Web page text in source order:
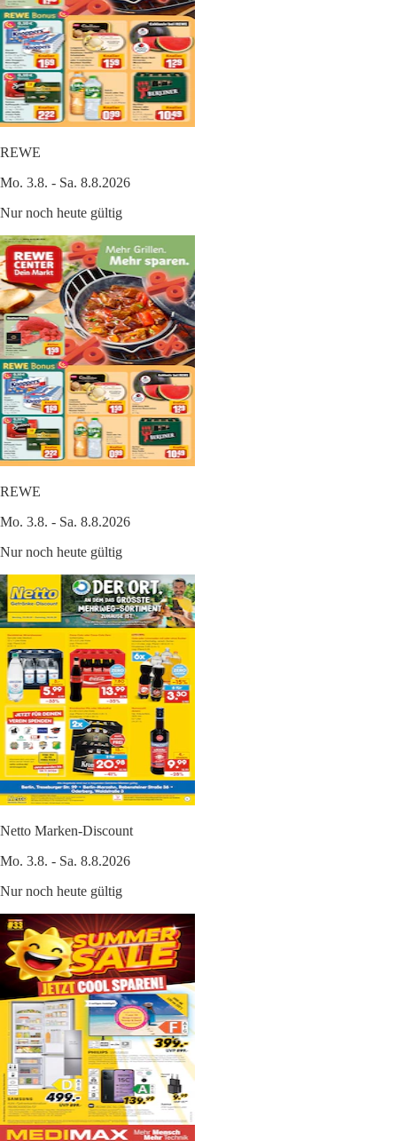
REWE
Mo. 3.8. - Sa. 8.8.2026
Nur noch heute gültig
REWE
Mo. 3.8. - Sa. 8.8.2026
Nur noch heute gültig
Netto Marken-Discount
Mo. 3.8. - Sa. 8.8.2026
Nur noch heute gültig